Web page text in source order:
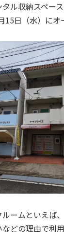
ル収納スペー
15日（水）にオ
ルームといえば
どの理由で利